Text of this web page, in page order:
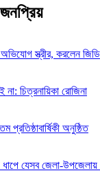
অভিযোগ স্ত্রীর, করলেন জিডি
চিত্রনায়িকা রোজিনা
অনুষ্ঠিত
যেসব জেলা-উপজেলায়